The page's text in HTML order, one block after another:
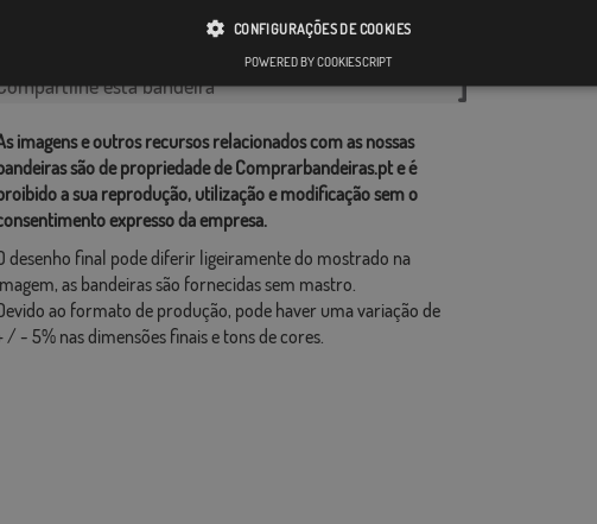
esta bandeira
imagens e outros recursos relacionados com as nossas
são de propriedade de Comprarbandeiras.pt e é
a sua reprodução, utilização e modificação sem o
expresso da empresa.
desenho final pode diferir ligeiramente do mostrado na
as bandeiras são fornecidas sem mastro.
ao formato de produção, pode haver uma variação de
/ - 5% nas dimensões finais e tons de cores.
CONFIGURAÇÕES DE COOKIES
POWERED BY COOKIESCRIPT